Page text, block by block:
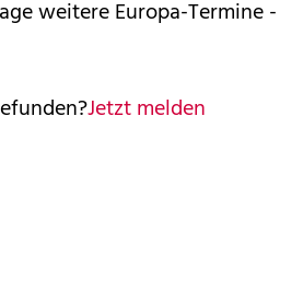
weitere Europa-Termine -
Jetzt melden